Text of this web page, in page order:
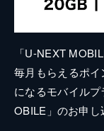
「U-NEXT
毎月もらえるポ
になるモバイル
OBILE」のお申し